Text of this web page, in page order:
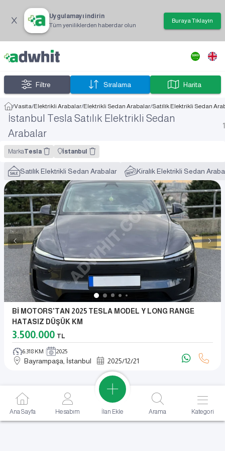
Uygulamayı indirin
Tüm yeniliklerden haberdar olun
Buraya Tıklayın
Filtre Sıralama Harita
/Vasıta/Elektrikli Arabalar/Elektrikli Sedan Arabalar/Satılık Elektrikli Sedan
İstanbul Tesla Satılık Elektrikli Sedan
Arabalar
1
MarkaTesla İstanbul
Satılık Elektrikli Sedan Arabalar Kiralık Elektrikli Sedan
Bİ MOTORS'TAN 2025 TESLA MODEL Y LONG RANGE
HATASIZ DÜŞÜK KM
3.500.000 TL
6.318 KM 2025
Bayrampaşa, İstanbul 2025/12/21
Ana Sayfa Hesabım İlan Ekle Arama Kategori